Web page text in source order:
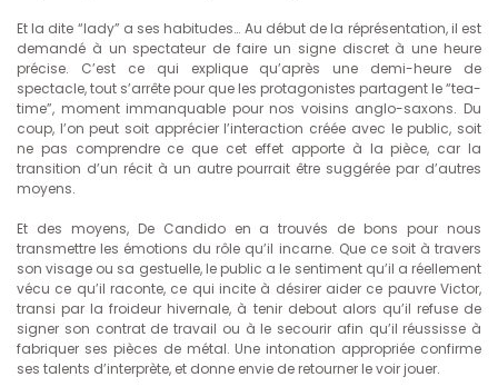
Et la dite “lady” a ses habitudes… Au début de la réprésentation, il est
demandé à un spectateur de faire un signe discret à une heure
précise. C’est ce qui explique qu’après une demi-heure de
spectacle, tout s’arrête pour que les protagonistes partagent le “tea-
time”, moment immanquable pour nos voisins anglo-saxons. Du
coup, l’on peut soit apprécier l’interaction créée avec le public, soit
ne pas comprendre ce que cet effet apporte à la pièce, car la
transition d’un récit à un autre pourrait être suggérée par d’autres
moyens.
Et des moyens, De Candido en a trouvés de bons pour nous
transmettre les émotions du rôle qu’il incarne. Que ce soit à travers
son visage ou sa gestuelle, le public a le sentiment qu’il a réellement
vécu ce qu’il raconte, ce qui incite à désirer aider ce pauvre Victor,
transi par la froideur hivernale, à tenir debout alors qu’il refuse de
signer son contrat de travail ou à le secourir afin qu’il réussisse à
fabriquer ses pièces de métal. Une intonation appropriée confirme
ses talents d’interprète, et donne envie de retourner le voir jouer.